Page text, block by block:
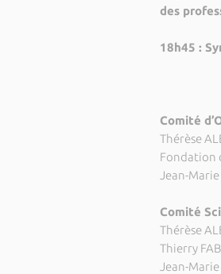
des
18h45 :
Comité
Thérèse
Fondation
Jean-
Comité
Thérèse
Thierry
Jean-